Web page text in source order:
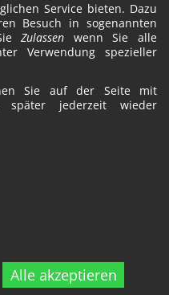
Service bieten. Dazu
Besuch in sogenannten
Zulassen wenn Sie alle
Verwendung spezieller
Sie auf der Seite mit
später jederzeit wieder
Alle akzeptieren